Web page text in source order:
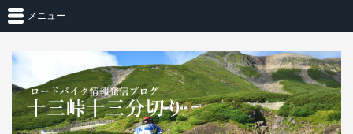
メニュー